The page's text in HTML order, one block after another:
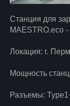
Станция для
MAESTRO.eco
Локация: г.
Мощность
Разъемы: